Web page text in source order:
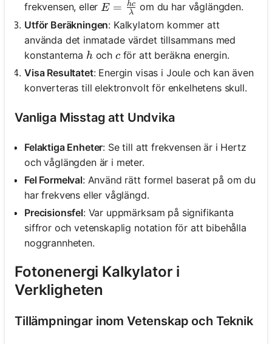
frekvensen, eller E = \frac{hc}{λ}
E = λ
hc om du har våglängden.
Utför Beräkningen: Kalkylatorn kommer att
använda det inmatade värdet tillsammans med
konstanterna h
hoch c
cför att beräkna energin.
Visa Resultatet: Energin visas i Joule och kan även
konverteras till elektronvolt för enkelhetens skull.
Vanliga Misstag att Undvika
Felaktiga Enheter: Se till att frekvensen är i Hertz
och våglängden är i meter.
Fel Formelval: Använd rätt formel baserat på om du
har frekvens eller våglängd.
Precisionsfel: Var uppmärksam på signifikanta
siffror och vetenskaplig notation för att bibehålla
noggrannheten.
Fotonenergi Kalkylator i
Verkligheten
Tillämpningar inom Vetenskap och Teknik